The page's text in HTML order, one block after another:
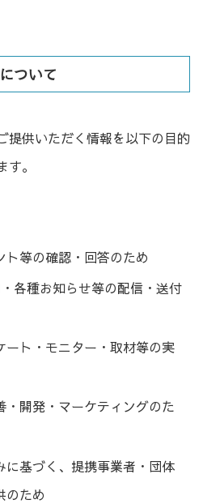
ついて
提供いただく情報を以下の目的
。
ト等の確認・回答のため
各種お知らせ等の配信・送付
ート・モニター・取材等の実
・開発・マーケティングのた
に基づく、提携事業者・団体
のため